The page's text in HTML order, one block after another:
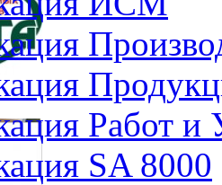
Работ и
SA 8000